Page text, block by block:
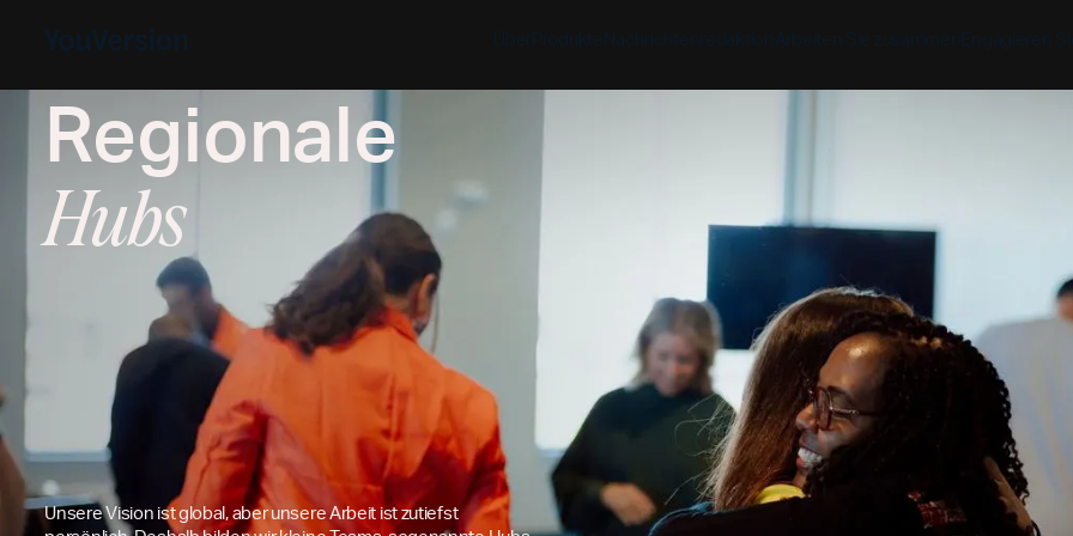
YouVersion Verbinden
Überblick über unsere
Partnergipfel 2026
Regionale
Hubs
Unsere Vision ist global, aber unsere Arbeit ist zutiefst